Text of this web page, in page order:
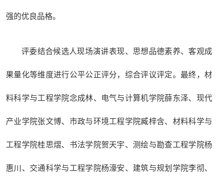
强的优良品格。
评委结合候选人现场演讲表现、思想品德素养、客观成
果量化等维度进行公平公正评分，综合评议评定。最终，材
料科学与工程学院念成林、电气与计算机学院薛东泽、现代
产业学院张文博、市政与环境工程学院臧梓含、材料科学与
工程学院桂思熠、书法学院贺天宇、测绘与勘查工程学院杨
惠川、交通科学与工程学院杨濠安、建筑与规划学院李彻、